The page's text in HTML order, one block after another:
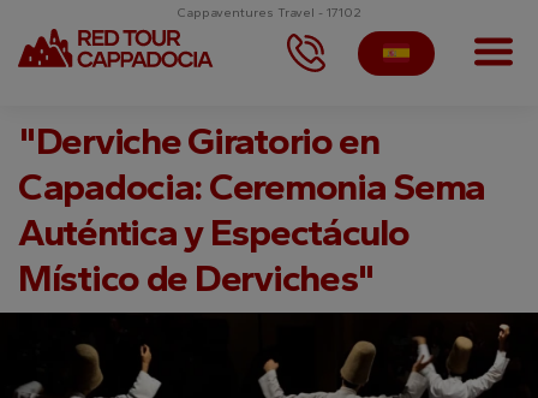
Cappaventures Travel - 17102
"Derviche Giratorio en
Capadocia: Ceremonia Sema
Auténtica y Espectáculo
Místico de Derviches"